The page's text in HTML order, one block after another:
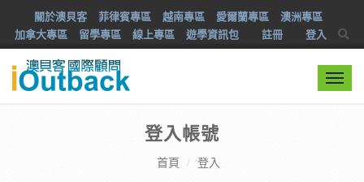
關於澳貝客 菲律賓專區 越南專區 愛爾蘭專區
澳洲專區
加拿大專區
留學專區 線上專區 遊學資訊包 註冊 登入
登入帳號
首頁 登入